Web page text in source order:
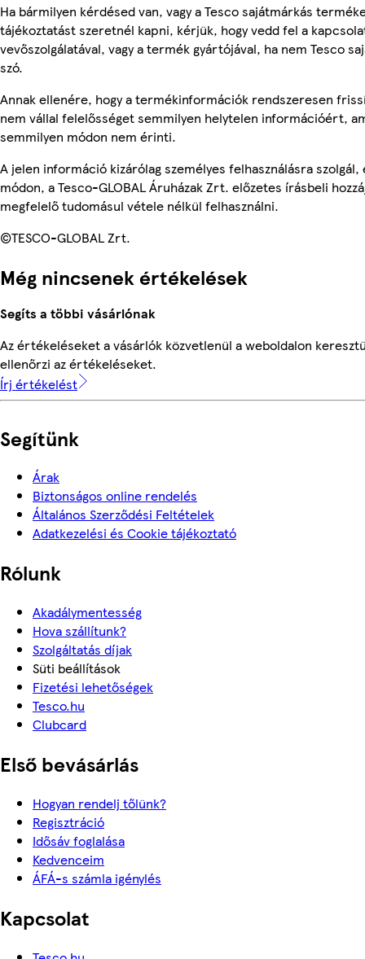
Ha bármilyen kérdésed van, vagy a Tesco sajátmárkás
tájékoztatást szeretnél kapni, kérjük, hogy vedd fel a
vevőszolgálatával, vagy a termék gyártójával, ha nem Tesco
szó.
Annak ellenére, hogy a termékinformációk rendszeresen
nem vállal felelősséget semmilyen helytelen információért,
semmilyen módon nem érinti.
A jelen információ kizárólag személyes felhasználásra
módon, a Tesco-GLOBAL Áruházak Zrt. előzetes írásbeli
megfelelő tudomásul vétele nélkül felhasználni.
©TESCO-GLOBAL Zrt.
Még nincsenek értékelések
Segíts a többi vásárlónak
Az értékeléseket a vásárlók közvetlenül a weboldalon
ellenőrzi az értékeléseket.
Írj értékelést
Segítünk
Árak
Biztonságos online rendelés
Általános Szerződési Feltételek
Adatkezelési és Cookie tájékoztató
Rólunk
Akadálymentesség
Hova szállítunk?
Szolgáltatás díjak
Süti beállítások
Fizetési lehetőségek
Tesco.hu
Clubcard
Első bevásárlás
Hogyan rendelj tőlünk?
Regisztráció
Idősáv foglalása
Kedvenceim
ÁFÁ-s számla igénylés
Kapcsolat